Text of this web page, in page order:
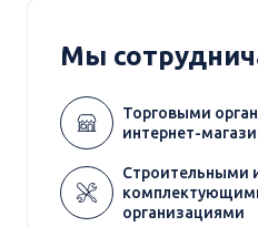
Мы
Торговыми
интернет-
Строительными
организациями